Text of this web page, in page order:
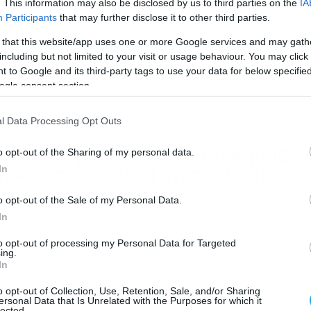
This information may also be disclosed by us to third parties on the
Participants that may further disclose it to other third parties.
that this website/app uses one or more Google services and may
but not limited to your visit or usage behaviour. You may
to Google and its third-party tags to use your data for below
consent section.
Data Processing Opt Outs
opt-out of the Sharing of my personal data.
opt-out of the Sale of my Personal Data.
opt-out of processing my Personal Data for Targeted
opt-out of Collection, Use, Retention, Sale, and/or Sharing
Data that Is Unrelated with the Purposes for which it
Spoiler 14/3: Αποχώρηση Καλλίδη, ξέσπασμα
το τηλεοπτικό κοινό, καθώς τα σχέδια της
του Survivor για τη συνέχεια τα γνωρίζει μόνο ο
Ιλιτζαλί. Ο Πάνος Καλλίδης λέει αντίο στο Survivor,
βόμβες, σύμφωνα με τις τελευταίες πληροφορίες,
των συμπαικτών του, τους οποίους και […]
Spoiler 14/3: Αυτοί
το έπαθλο φαγητού (vid)
Spoiler 14/3: Η μεγάλη στιγμή έφτασε… Το Survivor
«δριμύτερο» και οι παίκτες των δύο ομάδων
για το έπαθλο φαγητού; Τι θα δούμε σήμερα, λίγο –
είναι γνωστό πια ως προς την απόφαση αποχώρησης
Καλλίδη, ο οποίος τέθηκε εκτός Survivor, μετά από […]